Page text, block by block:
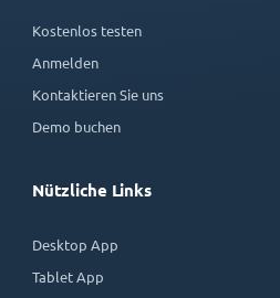
Kostenlos testen
Anmelden
Kontaktieren Sie uns
Demo buchen
Nützliche Links
Desktop App
Tablet App